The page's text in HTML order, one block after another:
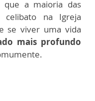
que a maioria das
na Igreja
se viver uma vida
mais profundo